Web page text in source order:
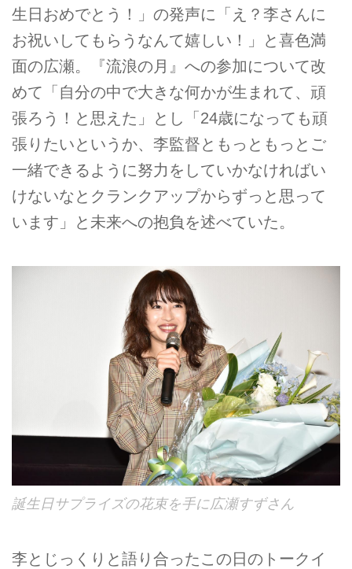
生日おめでとう！」の発声に「え？李さんに
お祝いしてもらうなんて嬉しい！」と喜色満
面の広瀬。『流浪の月』への参加について改
めて「自分の中で大きな何かが生まれて、頑
張ろう！と思えた」とし「24歳になっても頑
張りたいというか、李監督ともっともっとご
一緒できるように努力をしていかなければい
けないなとクランクアップからずっと思って
います」と未来への抱負を述べていた。
誕生日サプライズの花束を手に広瀬すずさん
李とじっくりと語り合ったこの日のトークイ